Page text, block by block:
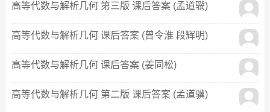
高等代数与解析几何 第三版 课后答案 (孟道骥)
高等代数与解析几何 课后答案 (曾令淮 段辉明)
高等代数与解析几何 课后答案 (姜同松)
高等代数与解析几何 第二版 课后答案 (孟道骥)